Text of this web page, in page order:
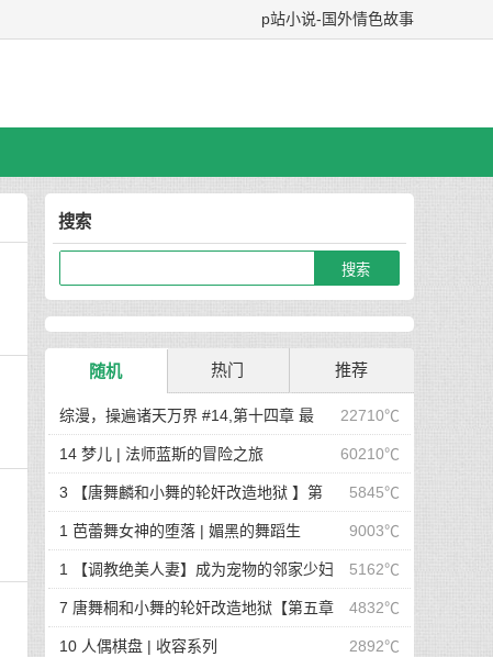
p站小说-国外情色故事
搜索
随机 热门 推荐
22710℃
综漫，操遍诸天万界 #14,第十四章 最
后在岛屿上的狂欢派对 60210℃
14 梦儿 | 法师蓝斯的冒险之旅
5845℃
3 【唐舞麟和小舞的轮奸改造地狱 】第
一章 惊世魔王现身 | 斗罗大陆同人 9003℃
1 芭蕾舞女神的堕落 | 媚黑的舞蹈生
5162℃
1 【调教绝美人妻】成为宠物的邻家少妇
| 成为宠物的邻家少妇 4832℃
7 唐舞桐和小舞的轮奸改造地狱【第五章
最终的沦陷】 | 斗罗大陆同人 2892℃
10 人偶棋盘 | 收容系列